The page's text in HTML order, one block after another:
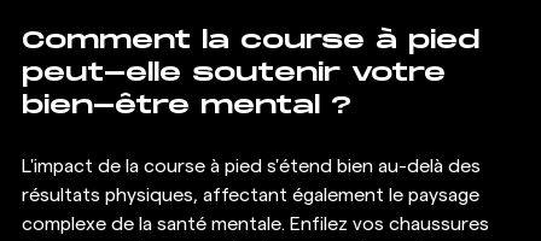
Comment la course à pied
peut-elle soutenir votre
bien-être mental ?
L'impact de la course à pied s'étend bien au-delà des
résultats physiques, affectant également le paysage
complexe de la santé mentale. Enfilez vos chaussures